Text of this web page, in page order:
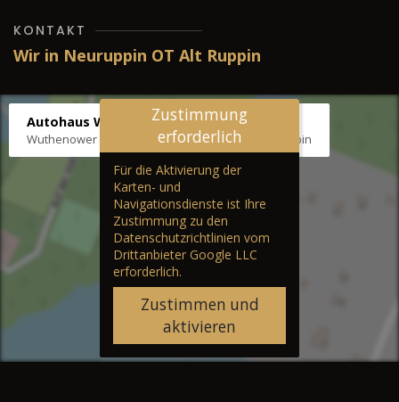
KONTAKT
Wir in Neuruppin OT Alt Ruppin
Autohaus Wernicke
Wuthenower Str. 12b, 16827 Neuruppin OT Alt Ruppin
Zustimmung
erforderlich
Für die Aktivierung der
Karten- und
Navigationsdienste ist Ihre
Zustimmung zu den
Datenschutzrichtlinien vom
Drittanbieter Google LLC
erforderlich.
Zustimmen und
aktivieren